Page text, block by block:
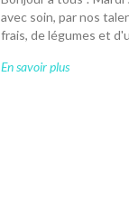
avec soin, par nos
frais, de légumes et
En savoir plus